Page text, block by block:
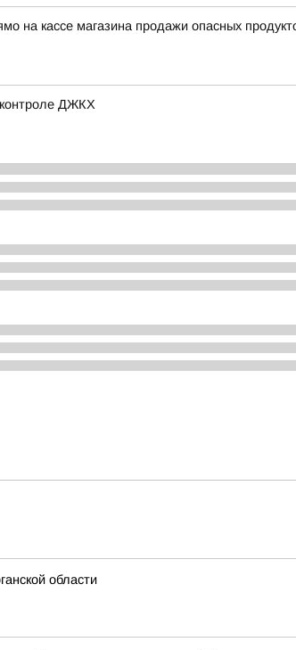
на кассе магазина продажи опасных
ДЖКХ
области